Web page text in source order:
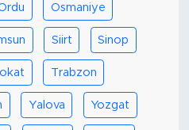
Osmaniye
Siirt Sinop
Trabzon
Yalova Yozgat